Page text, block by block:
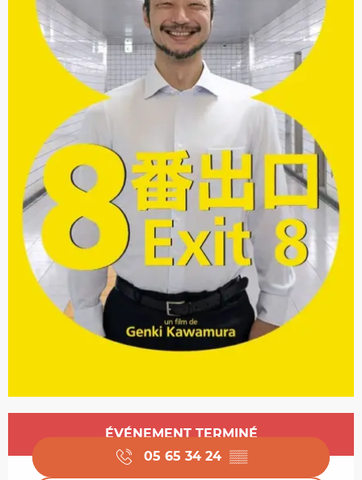
Ouverture et coordonnées
ÉVÉNEMENT TERMINÉ
05 65 34 24 ▒▒